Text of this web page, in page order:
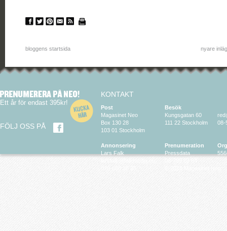
bloggens startsida nyare
Ett år för endast 395kr!
FÖLJ OSS PÅ
KONTAKT
Post
Magasinet Neo
Box 130 28
103 01 Stockholm
Annonsering
Lars Falk
Besök
Kungsgatan 60
111 22 Stockholm
Prenumeration
Pressdata
08-